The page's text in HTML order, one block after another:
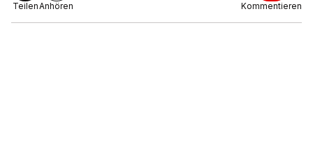
TeilenAnhören Kommentieren